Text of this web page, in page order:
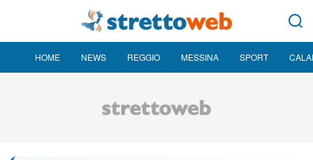
HOME NEWS REGGIO MESSINA SPORT